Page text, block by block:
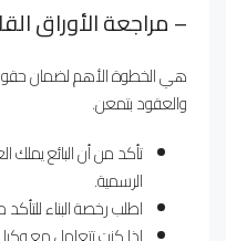
– مراجعة الأوراق
هي الخطوة الأهم لضمان
والعقود بتمعن.
تأكد من أن البائع يملك
الرسمية.
اطلب رخصة البناء